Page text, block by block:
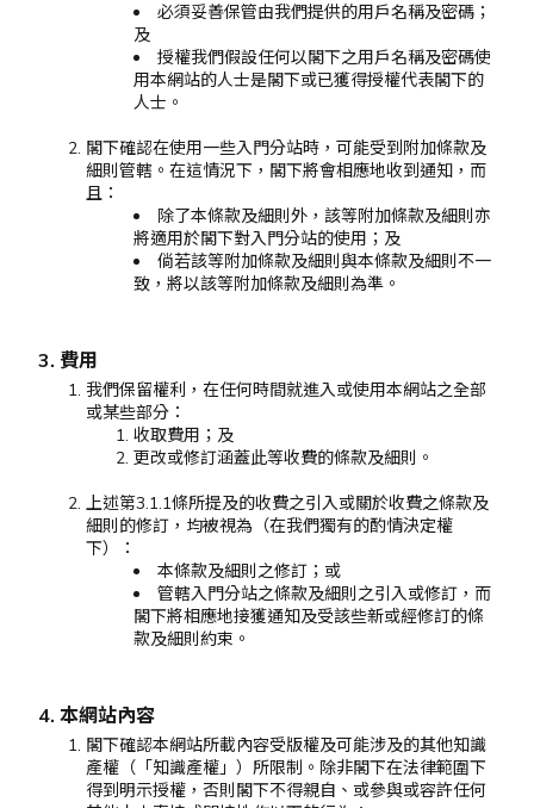
必須妥善保管由我們提供的用戶名稱及密碼；
及
授權我們假設任何以閣下之用戶名稱及密碼使
用本網站的人士是閣下或已獲得授權代表閣下的
人士。
閣下確認在使用一些入門分站時，可能受到附加條款及
細則管轄。在這情況下，閣下將會相應地收到通知，而
且：
除了本條款及細則外，該等附加條款及細則亦
將適用於閣下對入門分站的使用；及
倘若該等附加條款及細則與本條款及細則不一
致，將以該等附加條款及細則為準。
3. 費用
我們保留權利，在任何時間就進入或使用本網站之全部
或某些部分：
收取費用；及
更改或修訂涵蓋此等收費的條款及細則。
上述第3.1.1條所提及的收費之引入或關於收費之條款及
細則的修訂，均被視為（在我們獨有的酌情決定權
下）：
本條款及細則之修訂；或
管轄入門分站之條款及細則之引入或修訂，而
閣下將相應地接獲通知及受該些新或經修訂的條
款及細則約束。
4. 本網站內容
閣下確認本網站所載內容受版權及可能涉及的其他知識
產權（「知識產權」）所限制。除非閣下在法律範圍下
得到明示授權，否則閣下不得親自、或參與或容許任何